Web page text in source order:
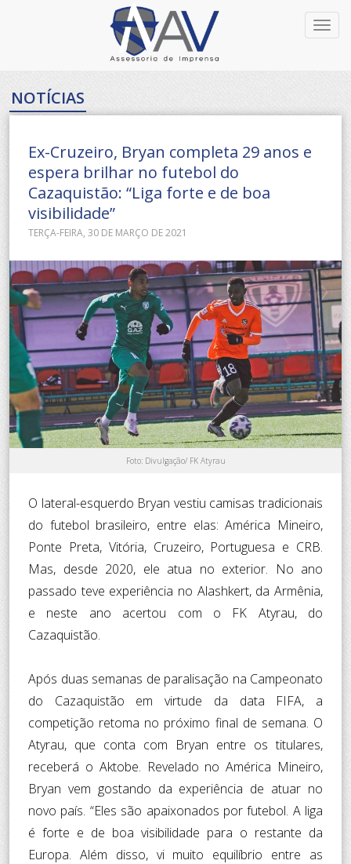
NOTÍCIAS
Ex-Cruzeiro, Bryan completa 29 anos e
espera brilhar no futebol do
Cazaquistão: “Liga forte e de boa
visibilidade”
TERÇA-FEIRA, 30 DE MARÇO DE 2021
Foto: Divulgação/ FK Atyrau
O lateral-esquerdo Bryan vestiu camisas tradicionais
do futebol brasileiro, entre elas: América Mineiro,
Ponte Preta, Vitória, Cruzeiro, Portuguesa e CRB.
Mas, desde 2020, ele atua no exterior. No ano
passado teve experiência no Alashkert, da Armênia,
e neste ano acertou com o FK Atyrau, do
Cazaquistão.
Após duas semanas de paralisação na Campeonato
do Cazaquistão em virtude da data FIFA, a
competição retoma no próximo final de semana. O
Atyrau, que conta com Bryan entre os titulares,
receberá o Aktobe. Revelado no América Mineiro,
Bryan vem gostando da experiência de atuar no
novo país. “Eles são apaixonados por futebol. A liga
é forte e de boa visibilidade para o restante da
Europa. Além disso, vi muito equilíbrio entre as